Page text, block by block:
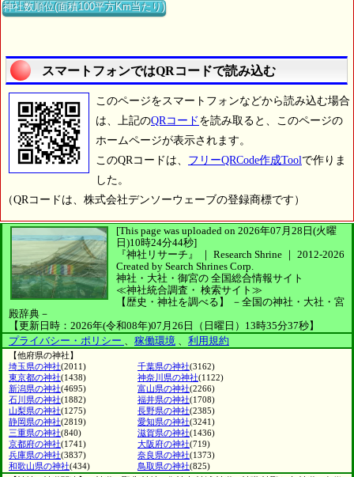
神社数順位(面積100平方Km当たり)
スマートフォンではQRコードで読み込む
このページをスマートフォンなどから読み込む場合
は、上記のQRコード を読み取ると、このページの
ホームページが表示されます。
このQRコードは、 フリーQRCode作成Toolで作りま
した。
（QRコードは、株式会社デンソーウェーブの登録商標です）
[This page was uploaded on 2026年07月28日(火曜
日)10時24分44秒]
『神社リサーチ』 ｜ Research Shrine ｜ 2012-2026
Created by Search Shrines Corp.
神社・大社・御宮の 全国総合情報サイト
≪神社統合調査・ 検索サイト≫
【歴史・神社を調べる】
－全国の神社・大社・宮
殿辞典－
【更新日時：2026年(令和08年)07月26日（日曜日）13時35分37秒】
プライバシー・ポリシー 、 稼働環境 、 利用規約
【他府県の神社】
埼玉県の神社(2011) 千葉県の神社(3162)
東京都の神社(1438) 神奈川県の神社(1122)
新潟県の神社(4695) 富山県の神社(2266)
石川県の神社(1882) 福井県の神社(1708)
山梨県の神社(1275) 長野県の神社(2385)
静岡県の神社(2819) 愛知県の神社(3241)
三重県の神社(840) 滋賀県の神社(1436)
京都府の神社(1741) 大阪府の神社(719)
兵庫県の神社(3837) 奈良県の神社(1373)
和歌山県の神社(434) 鳥取県の神社(825)